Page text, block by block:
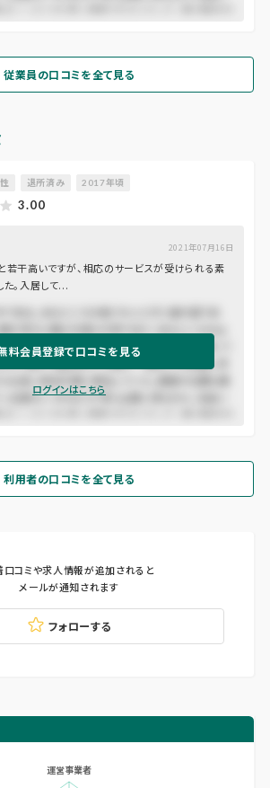
従業員の口コミを全て見る
退所済み 2017年頃
3.00
2021年07月16日
若干高いですが、相応のサービスが受けられる素
。入居して...
料会員登録で口コミを見る
ログインはこちら
口である。一筋の街道はこの深い森林地帯を貫いて
、古道はいつのまにか深い山間に埋もれた。名高い
利用者の口コミを全て見る
口コミや求人情報が追加されると
メールが通知されます
フォローする